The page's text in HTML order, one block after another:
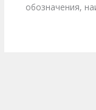
обозначения,